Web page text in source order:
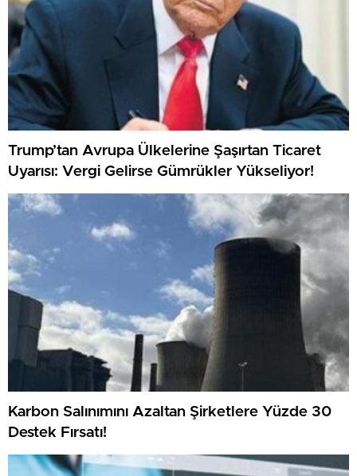
Trump’tan Avrupa Ülkelerine Şaşırtan Ticaret
Uyarısı: Vergi Gelirse Gümrükler Yükseliyor!
Karbon Salınımını Azaltan Şirketlere Yüzde 30
Destek Fırsatı!